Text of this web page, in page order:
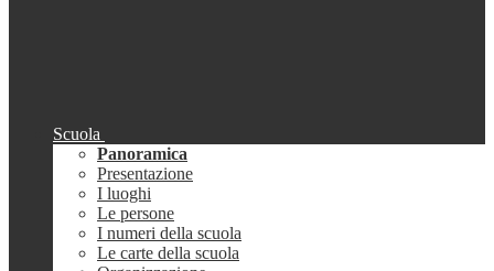
Scuola
Panoramica
Presentazione
I luoghi
Le persone
I numeri della scuola
Le carte della scuola